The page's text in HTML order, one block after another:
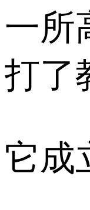
一所
打了
它成